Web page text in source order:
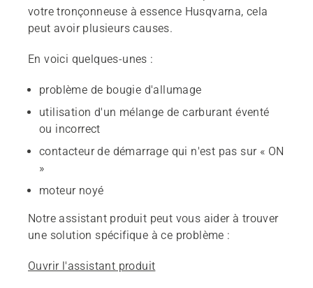
votre tronçonneuse à essence Husqvarna, cela
peut avoir plusieurs causes.
En voici quelques-unes :
problème de bougie d'allumage
utilisation d'un mélange de carburant éventé
ou incorrect
contacteur de démarrage qui n'est pas sur « ON
»
moteur noyé
Notre assistant produit peut vous aider à trouver
une solution spécifique à ce problème :
Ouvrir l'assistant produit